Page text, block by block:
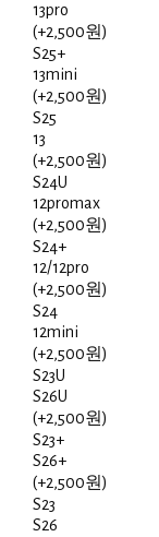
13pro
(+2,500원)
S25+
13mini
(+2,500원)
S25
13
(+2,500원)
S24U
12promax
(+2,500원)
S24+
12/12pro
(+2,500원)
S24
12mini
(+2,500원)
S23U
S26U
(+2,500원)
S23+
S26+
(+2,500원)
S23
S26